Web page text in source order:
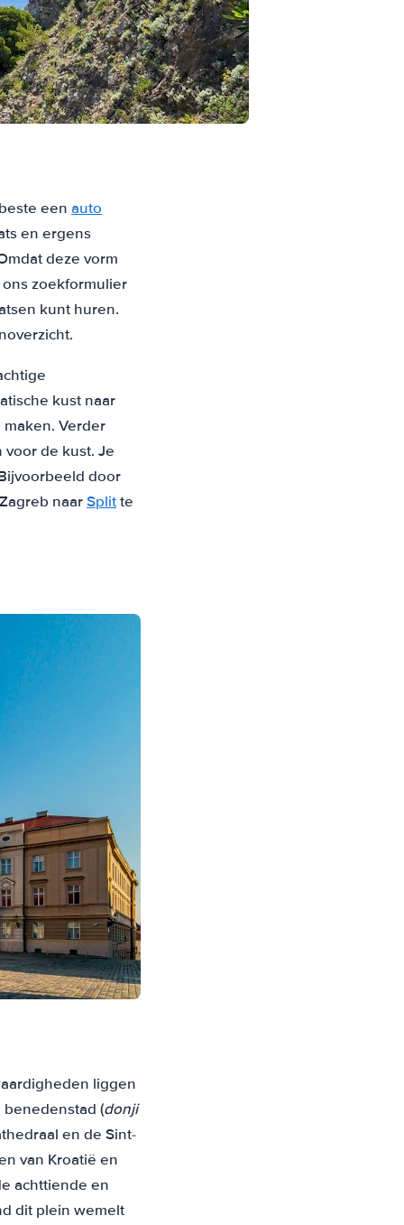
een auto
en ergens
deze vorm
zoekformulier
kunt huren.
kust naar
Verder
de kust. Je
door
naarSplitte
liggen
benedenstad (donji
en de Sint-
van Kroatië en
achttiende en
dit plein wemelt